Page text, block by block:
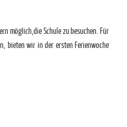
möglich,die Schule zu besuchen. Für
bieten wir in der ersten Ferienwoche